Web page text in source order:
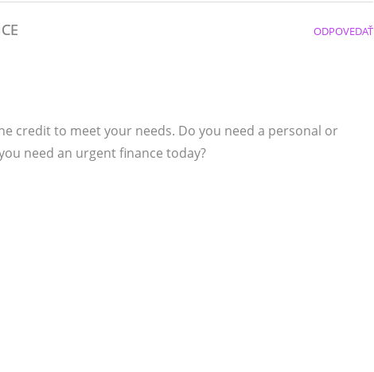
credit to meet your needs. Do you need a personal or
need an urgent finance today?
ODPOVEDAŤ